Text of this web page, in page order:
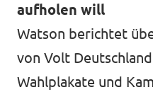
aufholen will
Watson berichtet
von Volt
Wahlplakate und